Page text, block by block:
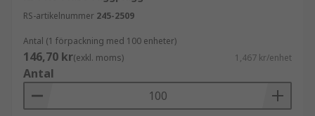
RS-artikelnummer 245-2509
Antal (1 förpackning med 100 enheter)
146,70 kr(exkl. moms) 1,467 kr/enhet
Antal